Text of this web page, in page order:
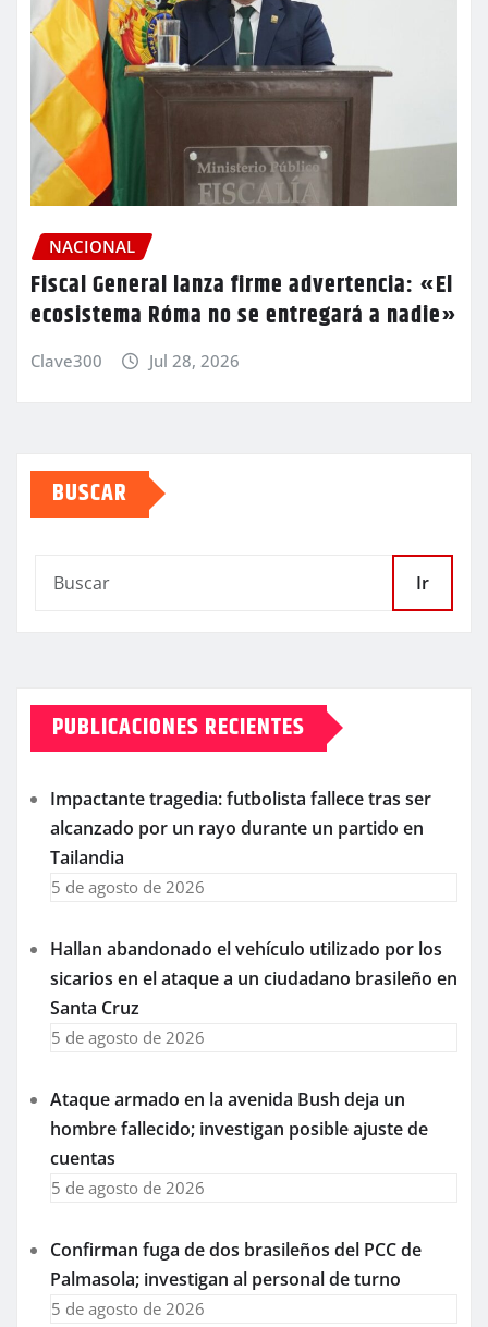
NACIONAL
Fiscal General lanza firme advertencia: «El
ecosistema Róma no se entregará a nadie»
Clave300 Jul 28, 2026
BUSCAR
Ir
PUBLICACIONES RECIENTES
Impactante tragedia: futbolista fallece tras ser
alcanzado por un rayo durante un partido en
Tailandia
5 de agosto de 2026
Hallan abandonado el vehículo utilizado por los
sicarios en el ataque a un ciudadano brasileño en
Santa Cruz
5 de agosto de 2026
Ataque armado en la avenida Bush deja un
hombre fallecido; investigan posible ajuste de
cuentas
5 de agosto de 2026
Confirman fuga de dos brasileños del PCC de
Palmasola; investigan al personal de turno
5 de agosto de 2026